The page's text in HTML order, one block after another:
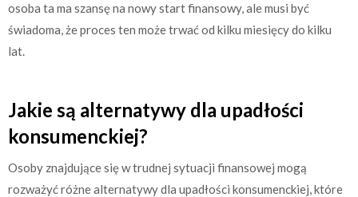
osoba ta ma szansę na nowy start finansowy, ale musi być
świadoma, że proces ten może trwać od kilku miesięcy do kilku
lat.
Jakie są alternatywy dla upadłości
konsumenckiej?
Osoby znajdujące się w trudnej sytuacji finansowej mogą
rozważyć różne alternatywy dla upadłości konsumenckiej, które